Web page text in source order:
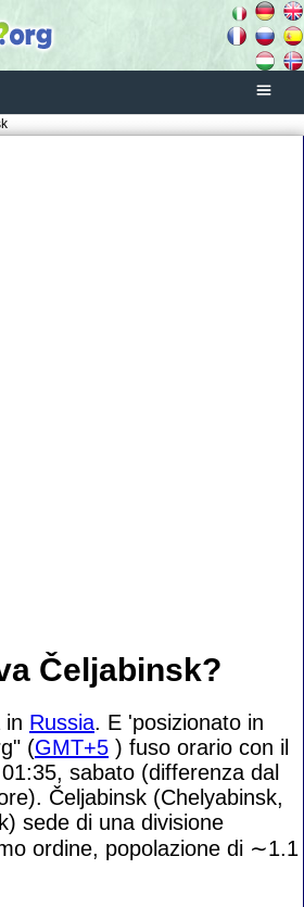
Čeljabinsk?
in Russia. E 'posizionato in
(GMT+5 ) fuso orario con il
sabato (differenza dal
Čeljabinsk (Chelyabinsk,
sede di una divisione
ordine, popolazione di ∼1.1